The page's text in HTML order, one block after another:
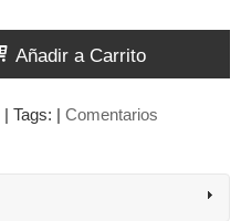
Añadir a Carrito
| Tags: | Comentarios